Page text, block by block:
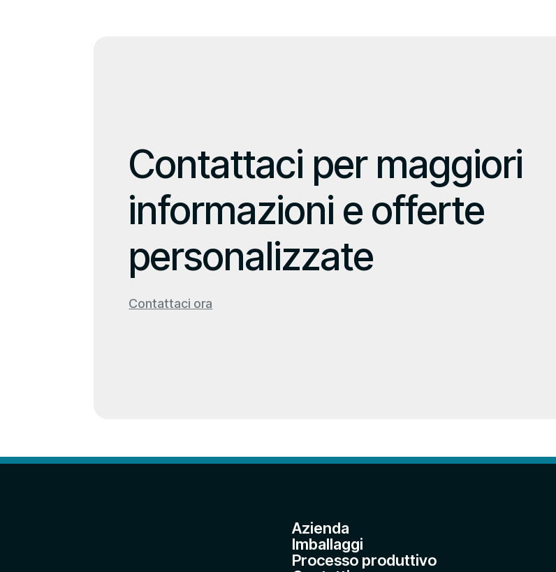
Contattaci per maggiori
informazioni e offerte
personalizzate
Contattaci ora
Azienda
Imballaggi
Processo produttivo